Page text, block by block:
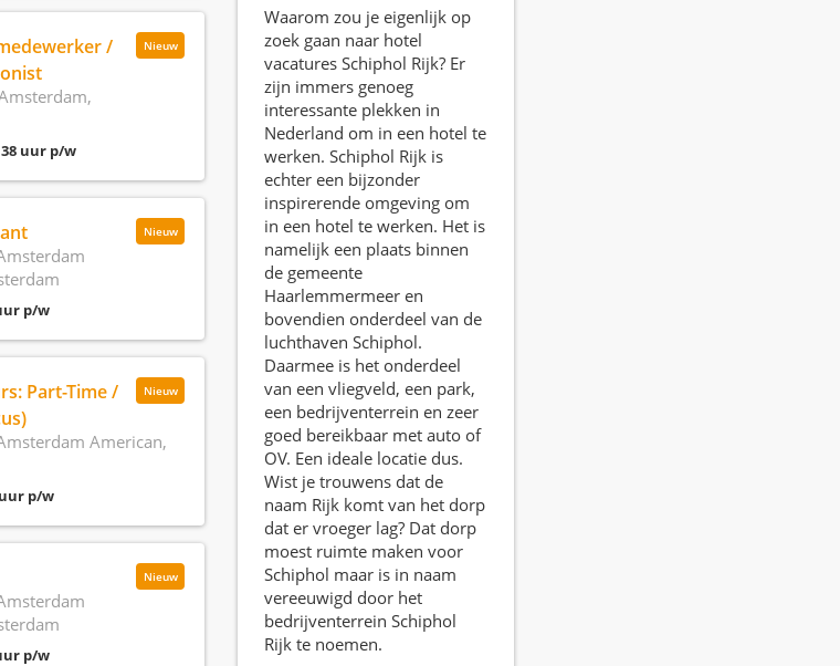
Nieuw
/
uur p/w
Nieuw
p/w
Nieuw
Part-Time /
American,
p/w
Nieuw
p/w
Waarom zou je eigenlijk op
zoek gaan naar hotel
vacatures Schiphol Rijk? Er
zijn immers genoeg
interessante plekken in
Nederland om in een hotel te
werken. Schiphol Rijk is
echter een bijzonder
inspirerende omgeving om
in een hotel te werken. Het is
namelijk een plaats binnen
de gemeente
Haarlemmermeer en
bovendien onderdeel van de
luchthaven Schiphol.
Daarmee is het onderdeel
van een vliegveld, een park,
een bedrijventerrein en zeer
goed bereikbaar met auto of
OV. Een ideale locatie dus.
Wist je trouwens dat de
naam Rijk komt van het dorp
dat er vroeger lag? Dat dorp
moest ruimte maken voor
Schiphol maar is in naam
vereeuwigd door het
bedrijventerrein Schiphol
Rijk te noemen.